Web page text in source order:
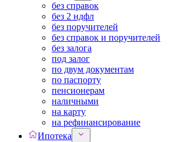
без справок
без 2 ндфл
без поручителей
без справок и поручителей
без залога
под залог
по двум документам
по паспорту
пенсионерам
наличными
на карту
на рефинансирование
Ипотека